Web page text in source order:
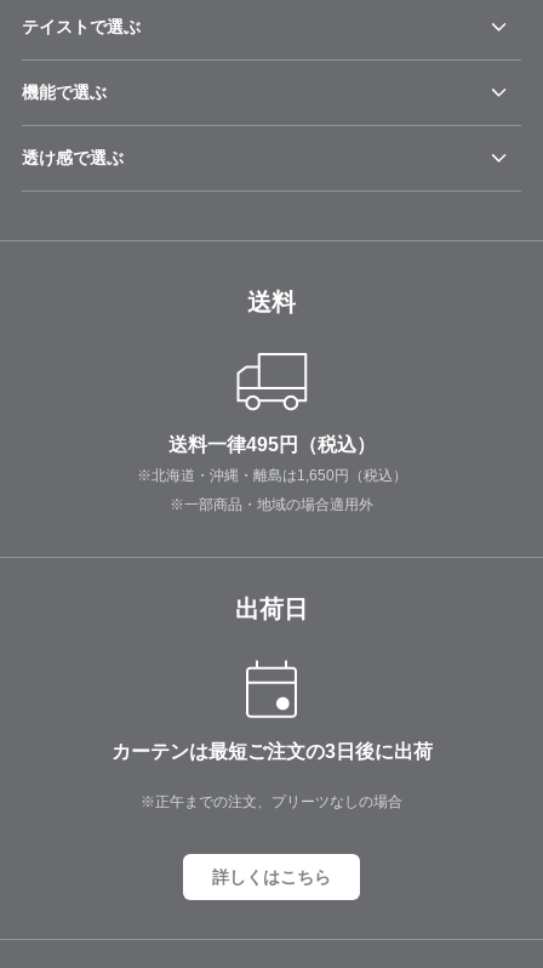
テイストで選ぶ
機能で選ぶ
透け感で選ぶ
送料
送料一律495円（税込）
※北海道・沖縄・離島は1,650円（税込）
※一部商品・地域の場合適用外
出荷日
カーテンは最短ご注文の3日後に出荷
※正午までの注文、プリーツなしの場合
詳しくはこちら